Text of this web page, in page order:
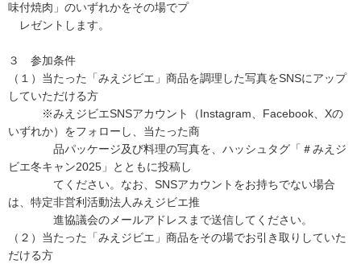
味付焼肉」のいずれかをその場でプ
レゼントします。
３ 参加条件
（１）当たった「みえジビエ」商品を調理した写真をSNSにアップ
していただける方
※みえジビエSNSアカウント（Instagram、Facebook、Xの
いずれか）をフォローし、当たった商
品パッケージ及び料理の写真を、ハッシュタグ「＃みえジ
ビエ冬キャン2025」とともに投稿し
てください。なお、SNSアカウントをお持ちでない場合
は、特定非営利活動法人みえジビエ推
進協議会のメールアドレスまで送信してください。
（２）当たった「みえジビエ」商品をその場でお引き取りしていた
だける方